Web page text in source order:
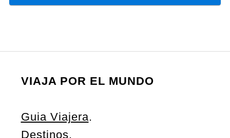
VIAJA POR EL MUNDO
Guia Viajera.
Destinos.